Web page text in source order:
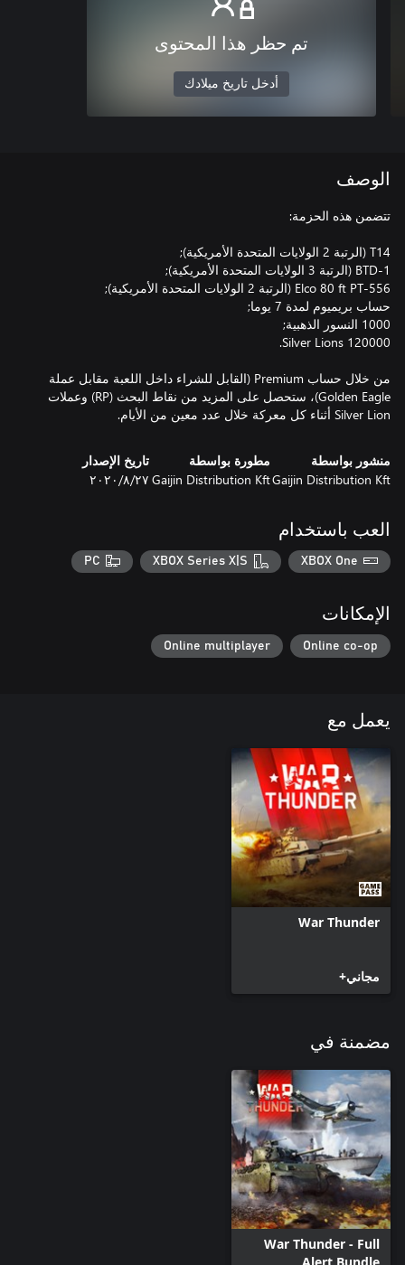
تم حظر هذا المحتوى
أدخل تاريخ ميلادك
الوصف
من خلال حساب Premium (القابل للشراء داخل اللعبة مقابل عملة
Golden Eagle)، ستحصل على المزيد من نقاط البحث (RP) وعملات
Silver Lion أثناء كل معركة خلال عدد معين من الأيام.
منشور بواسطة
Gaijin Distribution Kft
مطورة بواسطة
Gaijin Distribution Kft
تاريخ الإصدار
٢٧‏/٨‏/٢٠٢٠
العب باستخدام
XBOX One
XBOX Series X|S
PC
الإمكانات
Online co-op
Online multiplayer
يعمل مع
War Thunder
مجاني+
مضمنة في
War Thunder - Full